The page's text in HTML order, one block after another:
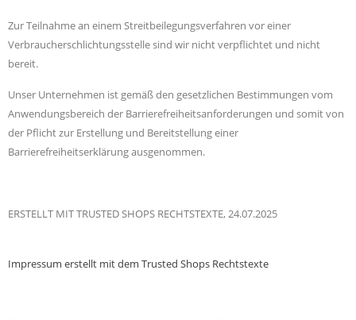
Zur Teilnahme an einem Streitbeilegungsverfahren vor einer
Verbraucherschlichtungsstelle sind wir nicht verpflichtet und nicht
bereit.
Unser Unternehmen ist gemäß den gesetzlichen Bestimmungen vom
Anwendungsbereich der Barrierefreiheitsanforderungen und somit von
der Pflicht zur Erstellung und Bereitstellung einer
Barrierefreiheitserklärung ausgenommen.
ERSTELLT MIT TRUSTED SHOPS RECHTSTEXTE, 24.07.2025
Impressum erstellt mit dem Trusted Shops Rechtstexte